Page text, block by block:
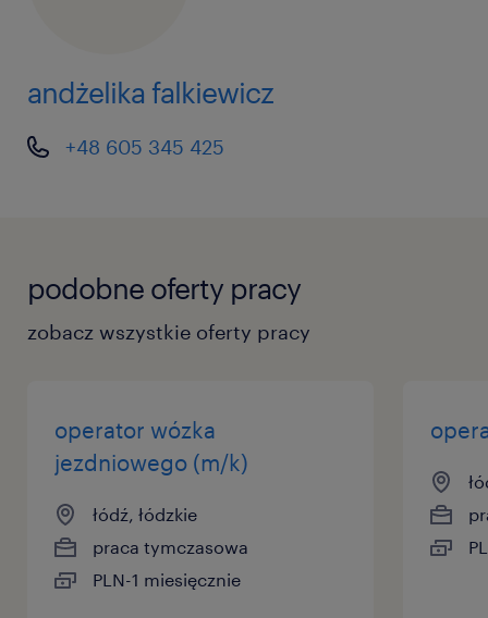
andżelika falkiewicz
+48 605 345 425
podobne oferty pracy
zobacz wszystkie oferty pracy
operator wózka
jezdniowego (m/k)
łódź, łódzkie
praca tymczasowa
PLN-1 miesięcznie